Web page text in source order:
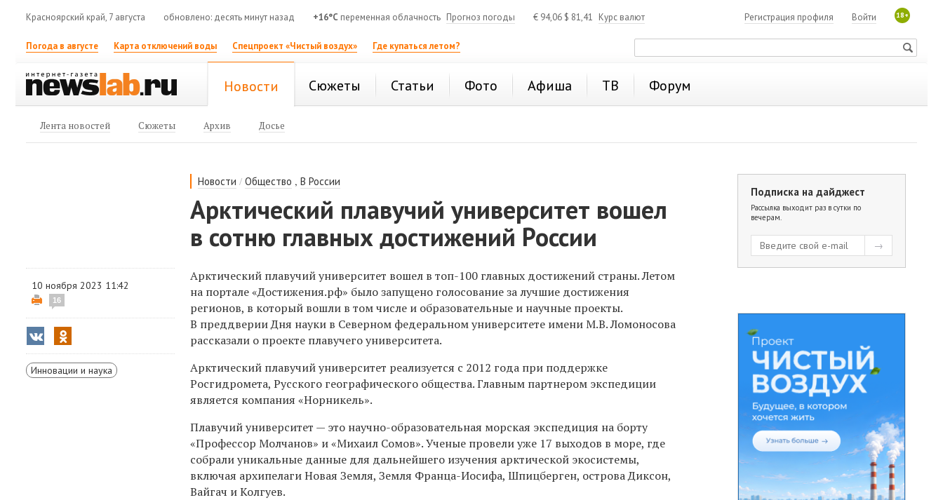
Красноярский край, 7 августа обновлено: десять минут назад +16°C переменная облачность Прогноз погоды € 94,06 $ 81,41 Курс валют 18+
Войти
Регистрация профиля
Погода в августе Карта отключений воды Спецпроект «Чистый воздух» Где купаться летом?
Новости Сюжеты Статьи Фото Афиша ТВ Форум
Лента новостей Сюжеты Архив Досье
Новости /Общество ,В России
Арктический плавучий университет вошел
в сотню главных достижений России
10 ноября 2023 11:42
16
Инновации и наука
Арктический плавучий университет вошел в топ-100 главных достижений страны. Летом
на портале «Достижения.рф» было запущено голосование за лучшие достижения
регионов, в который вошли в том числе и образовательные и научные проекты.
В преддверии Дня науки в Северном федеральном университете имени М.В. Ломоносова
рассказали о проекте плавучего университета.
Арктический плавучий университет реализуется с 2012 года при поддержке
Росгидромета, Русского географического общества. Главным партнером экспедиции
является компания «Норникель».
Плавучий университет — это научно-образовательная морская экспедиция на борту
«Профессор Молчанов» и «Михаил Сомов». Ученые провели уже 17 выходов в море, где
собрали уникальные данные для дальнейшего изучения арктической экосистемы,
включая архипелаги Новая Земля, Земля Франца-Иосифа, Шпицберген, острова Диксон,
Вайгач и Колгуев.
Подписка на дайджест
Рассылка выходит раз в сутки по
вечерам.